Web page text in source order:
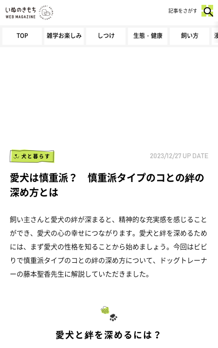
TOP 雑学お楽しみ しつけ 生態・健康 飼い方
記事をさがす
犬と暮らす 2023/12/27 UP DATE
愛犬は慎重派？ 慎重派タイプのコとの絆の
深め方とは
飼い主さんと愛犬の絆が深まると、精神的な充実感を感じること
ができ、愛犬の心の幸せにつながります。愛犬と絆を深めるため
には、まず愛犬の性格を知ることから始めましょう。今回はビビ
りで慎重派タイプのコとの絆の深め方について、ドッグトレーナ
ーの藤本聖香先生に解説していただきました。
愛犬と絆を深めるには？